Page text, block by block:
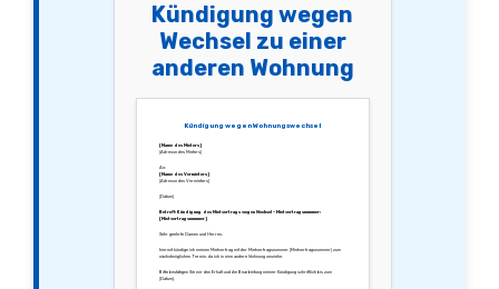
Kündigung wegen
Wechsel zu einer
anderen Wohnung
Kündigung wegen Wohnungswechsel
[Name des Mieters]
[Adresse des Mieters]
An:
[Name des Vermieters]
[Adresse des Vermieters]
[Datum]
Betreff: Kündigung des Mietvertrags wegen Wechsel – Mietvertragsnummer:
[Mietvertragsnummer]
Sehr geehrte Damen und Herren,
hiermit kündige ich meinen Mietvertrag mit der Mietvertragsnummer [Mietvertragsnummer] zum
nächstmöglichen Termin, da ich in eine andere Wohnung umziehe.
Bitte bestätigen Sie mir den Erhalt und die Bearbeitung meiner Kündigung schriftlich bis zum
[Datum].